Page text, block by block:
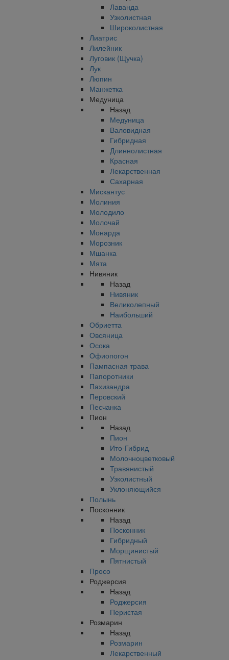
Лаванда
Узколистная
Широколистная
Лиатрис
Лилейник
Луговик (Щучка)
Лук
Люпин
Манжетка
Медуница
Назад
Медуница
Валовидная
Гибридная
Длиннолистная
Красная
Лекарственная
Сахарная
Мискантус
Молиния
Молодило
Молочай
Монарда
Морозник
Мшанка
Мята
Нивяник
Назад
Нивяник
Великолепный
Наибольший
Обриетта
Овсяница
Осока
Офиопогон
Пампасная трава
Папоротники
Пахизандра
Перовский
Песчанка
Пион
Назад
Пион
Ито-Гибрид
Молочноцветковый
Травянистый
Узколистный
Уклоняющийся
Полынь
Посконник
Назад
Посконник
Гибридный
Морщинистый
Пятнистый
Просо
Роджерсия
Назад
Роджерсия
Перистая
Розмарин
Назад
Розмарин
Лекарственный